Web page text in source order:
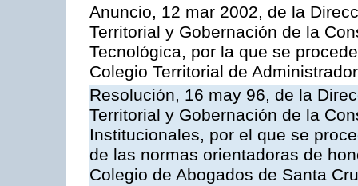
Anuncio, 12 mar 2002, de la
Territorial y Gobernación de la
Tecnológica, por la que se
Colegio Territorial de
Resolución, 16 may 96, de la
Territorial y Gobernación de la
Institucionales, por el que se
de las normas orientadoras de
Colegio de Abogados de Santa